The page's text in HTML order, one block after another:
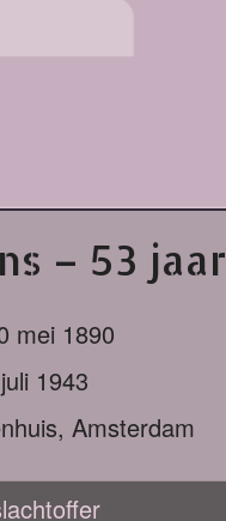
– 53 jaar
mei 1890
1943
Amsterdam